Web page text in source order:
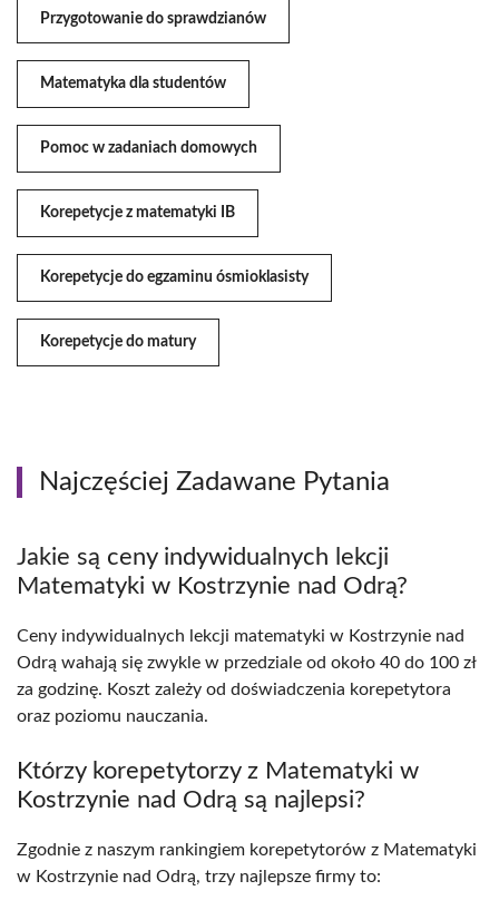
Przygotowanie do sprawdzianów
Matematyka dla studentów
Pomoc w zadaniach domowych
Korepetycje z matematyki IB
Korepetycje do egzaminu ósmioklasisty
Korepetycje do matury
Najczęściej Zadawane Pytania
Jakie są ceny indywidualnych lekcji
Matematyki w Kostrzynie nad Odrą?
Ceny indywidualnych lekcji matematyki w Kostrzynie nad
Odrą wahają się zwykle w przedziale od około 40 do 100 zł
za godzinę. Koszt zależy od doświadczenia korepetytora
oraz poziomu nauczania.
Którzy korepetytorzy z Matematyki w
Kostrzynie nad Odrą są najlepsi?
Zgodnie z naszym rankingiem korepetytorów z Matematyki
w Kostrzynie nad Odrą, trzy najlepsze firmy to: